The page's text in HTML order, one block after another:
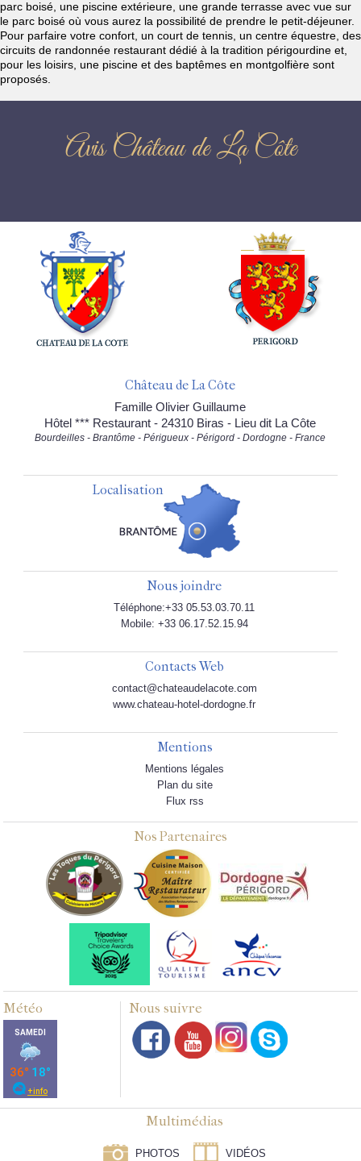
parc boisé, une piscine extérieure, une grande terrasse avec vue sur
le parc boisé où vous aurez la possibilité de prendre le petit-déjeuner.
Pour parfaire votre confort, un court de tennis, un centre équestre, des
circuits de randonnée restaurant dédié à la tradition périgourdine et,
pour les loisirs, une piscine et des baptêmes en montgolfière sont
proposés.
Avis Château de La Côte
Château de La Côte
Famille Olivier Guillaume
Hôtel *** Restaurant - 24310 Biras - Lieu dit La Côte
Bourdeilles - Brantôme - Périgueux - Périgord - Dordogne - France
Localisation
Nous joindre
Téléphone:+33 05.53.03.70.11
Mobile: +33 06.17.52.15.94
Contacts Web
contact@chateaudelacote.com
www.chateau-hotel-dordogne.fr
Mentions
Mentions légales
Plan du site
Flux rss
Nos Partenaires
Météo Nous suivre
Multimédias
PHOTOS VIDÉOS